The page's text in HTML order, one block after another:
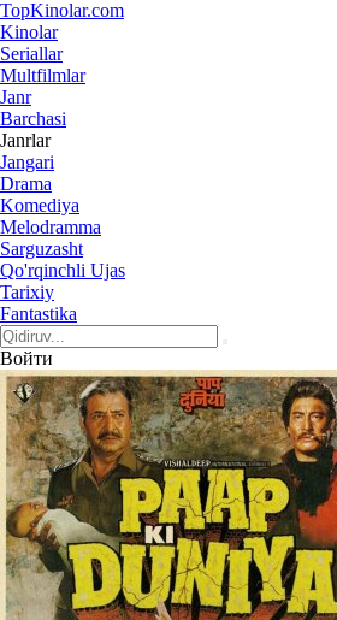
TopKinolar.com
Kinolar
Seriallar
Multfilmlar
Janr
Barchasi
Janrlar
Jangari
Drama
Komediya
Melodramma
Sarguzasht
Qo'rqinchli Ujas
Tarixiy
Fantastika
Войти